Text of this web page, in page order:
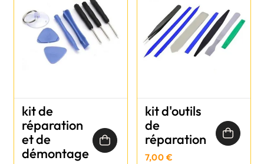
kit de
réparation
et de
démontage
kit d'outils
de
réparation
7,00 €